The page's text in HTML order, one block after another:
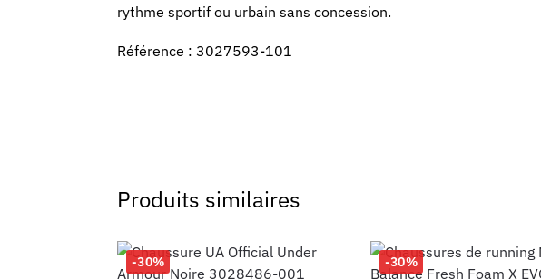
rythme sportif ou urbain sans concession.
Référence : 3027593-101
Produits similaires
-30% -30%